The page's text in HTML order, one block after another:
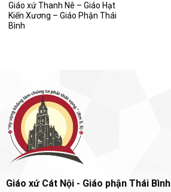
Giáo xứ Thanh Nê – Giáo Hạt
Kiến Xương – Giáo Phận Thái
Bình
Giáo xứ Cát Nội - Giáo phận Thái Bình